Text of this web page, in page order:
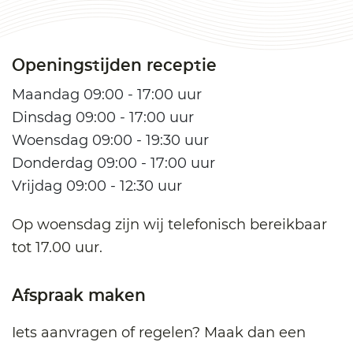
Openingstijden receptie
Maandag 09:00 - 17:00 uur
Dinsdag 09:00 - 17:00 uur
Woensdag 09:00 - 19:30 uur
Donderdag 09:00 - 17:00 uur
Vrijdag 09:00 - 12:30 uur
Op woensdag zijn wij telefonisch bereikbaar
tot 17.00 uur.
Afspraak maken
Iets aanvragen of regelen? Maak dan een